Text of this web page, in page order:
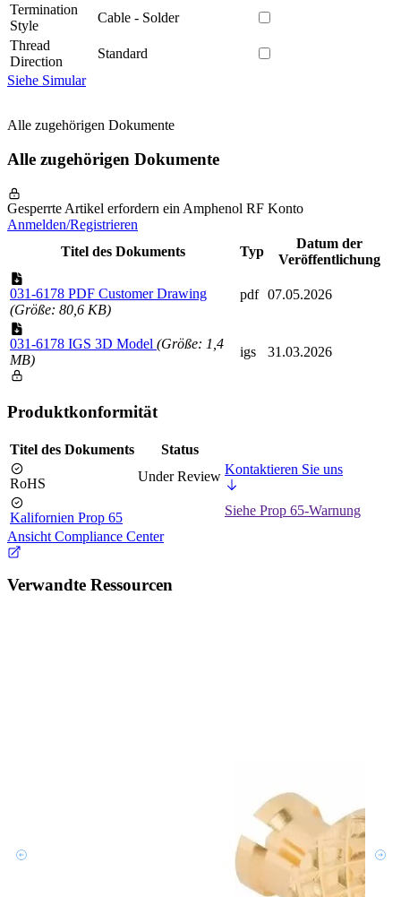
Termination
Style
Cable - Solder
Thread
Direction
Standard
Siehe Simular
Alle zugehörigen Dokumente
Alle zugehörigen Dokumente
Gesperrte Artikel erfordern ein Amphenol RF Konto
Anmelden/Registrieren
Titel des Dokuments
Typ
Datum der
Veröffentlichung
031-6178 PDF Customer Drawing
(Größe: 80,6 KB)
pdf 07.05.2026
031-6178 IGS 3D Model (Größe: 1,4
MB)
igs 31.03.2026
Produktkonformität
Titel des Dokuments Status
RoHS Under Review Kontaktieren Sie uns
Kalifornien Prop 65
Siehe Prop 65-Warnung
Ansicht Compliance Center
Verwandte Ressourcen